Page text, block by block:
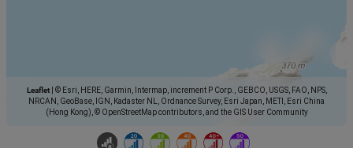
Leaflet
© Esri, HERE, Garmin, Intermap, increment P Corp., GEBCO, USGS, FAO, NPS,
NRCAN, GeoBase, IGN, Kadaster NL, Ordnance Survey, Esri Japan, METI, Esri China
(Hong Kong), © OpenStreetMap contributors, and the GIS User Community